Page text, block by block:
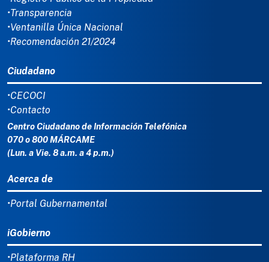
•Transparencia
•Ventanilla Única Nacional
•Recomendación 21/2024
Ciudadano
•CECOCI
•Contacto
Centro Ciudadano de Información Telefónica
070 o 800 MÁRCAME
(Lun. a Vie. 8 a.m. a 4 p.m.)
Acerca de
•Portal Gubernamental
iGobierno
•Plataforma RH